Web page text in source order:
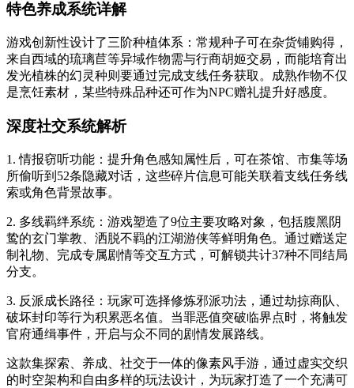
特色养成系统详解
游戏创新性设计了三阶种植体系：常规种子可在杂货铺购得，
来自西域的琉璃苣等异域作物需与行商胡姬交易，而能培育出
发光植株的幻灵种则要通过完成支线任务获取。成熟作物不仅
是烹饪素材，某些特殊品种还可作为NPC赠礼提升好感度。
深度社交系统解析
1. 情报窃听功能：提升角色感知属性后，可在茶馆、市集等场
所偷听到52条隐藏对话，这些碎片信息可能关联着支线任务线
索或角色背景故事。
2. 多线羁绊系统：游戏塑造了9位主要攻略对象，包括腹黑阴
鸷的玄门掌教、洒脱不羁的江湖游侠等鲜明角色。通过赠送定
制礼物、完成专属剧情等交互方式，可解锁共计37种不同结局
分支。
3. 反派成长路径：玩家可选择修炼邪派功法，通过劫掠商队、
破坏封印等行为积累恶名值。当罪恶值突破临界点时，将触发
官府通缉事件，开启与众不同的剧情发展路线。
这款集探索、养成、社交于一体的像素风手游，通过虚实交织
的时空架构和自由多样的玩法设计，为玩家打造了一个充满可